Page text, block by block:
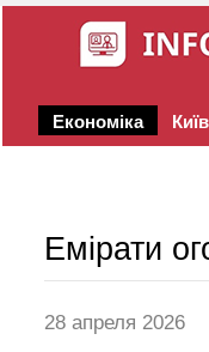
Економіка Київ
Емірати
28 апреля 2026